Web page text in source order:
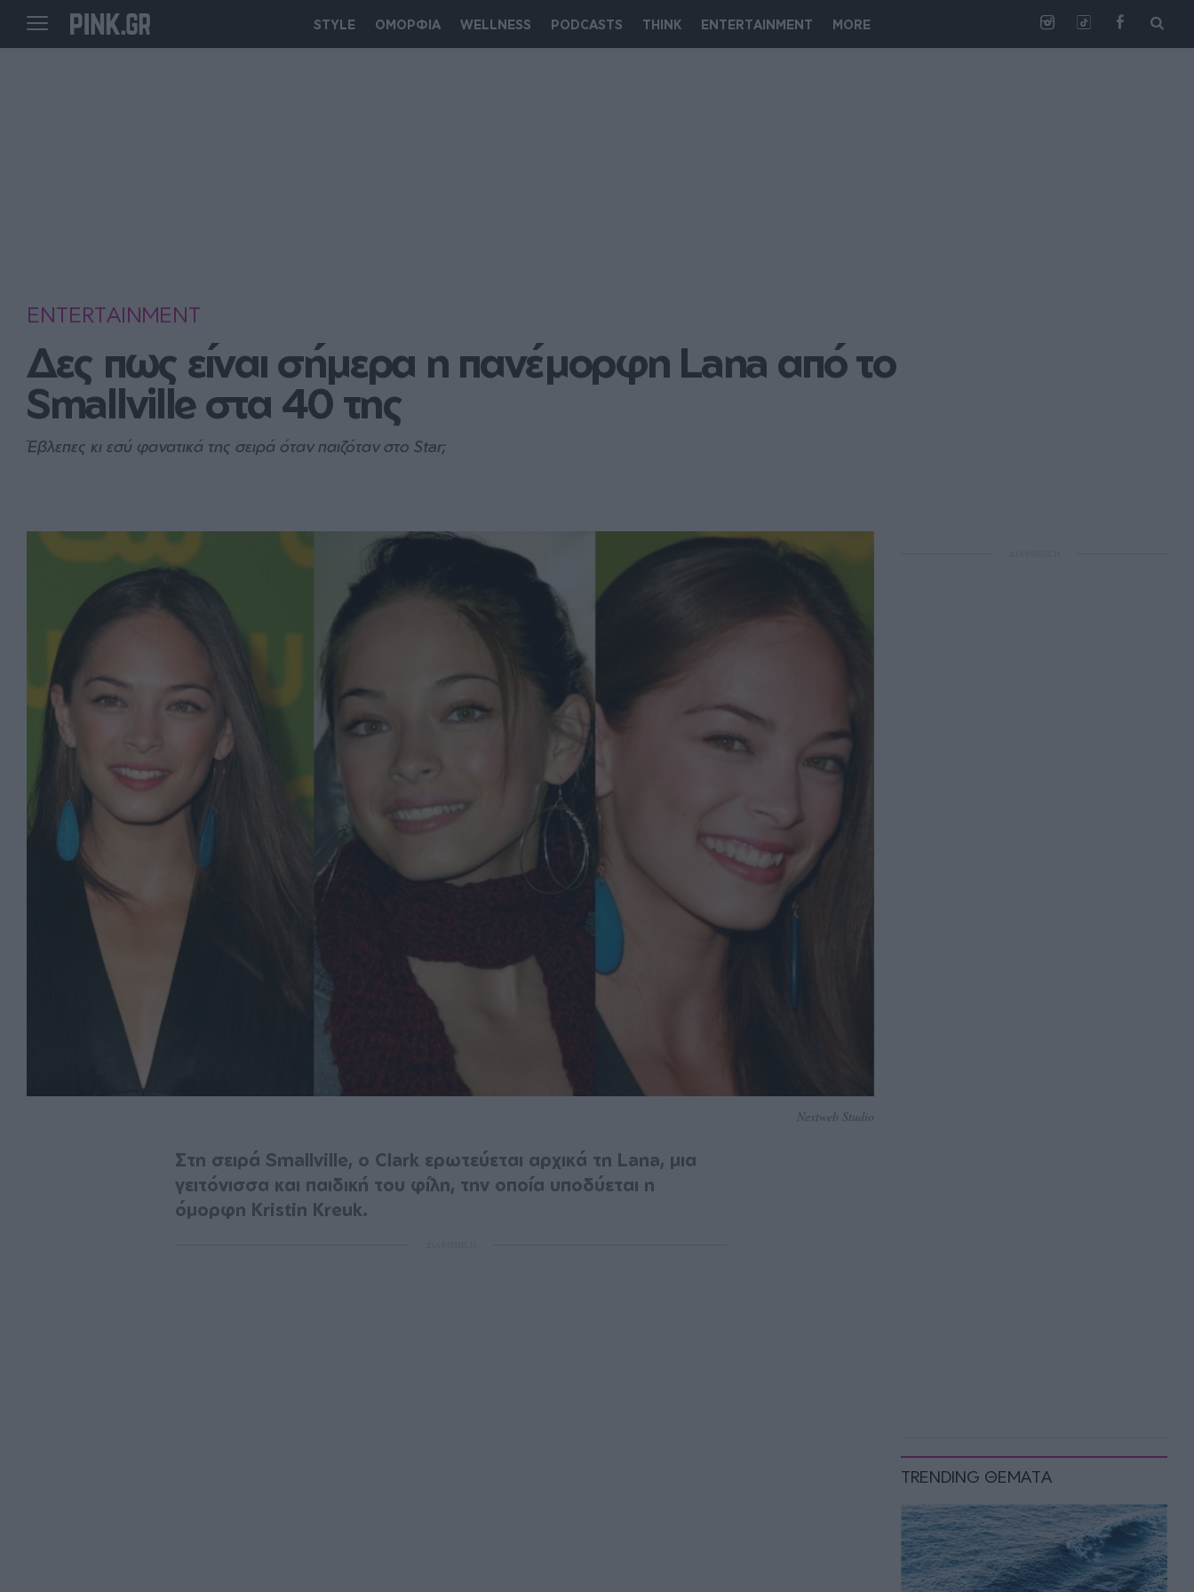
STYLE ΟΜΟΡΦΙΑ WELLNESS PODCASTS THINK ENTERTAINMENT MORE
ENTERTAINMENT
Δες πως είναι σήμερα η πανέμορφη Lana από το
Smallville στα 40 της
Έβλεπες κι εσύ φανατικά της σειρά όταν παιζόταν στο Star;
TRENDING ΘΕΜΑΤΑ
Nextweb Studio
Στη σειρά Smallville, ο Clark ερωτεύεται αρχικά τη Lana, μια
γειτόνισσα και παιδική του φίλη, την οποία υποδύεται η
όμορφη Kristin Kreuk.